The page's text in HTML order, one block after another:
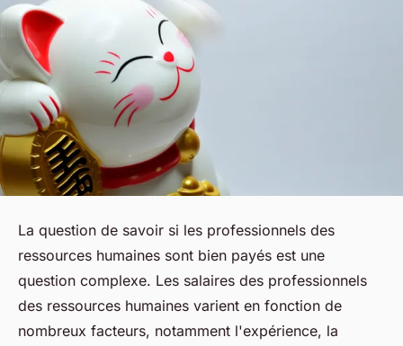
La question de savoir si les professionnels des
ressources humaines sont bien payés est une
question complexe. Les salaires des professionnels
des ressources humaines varient en fonction de
nombreux facteurs, notamment l'expérience, la